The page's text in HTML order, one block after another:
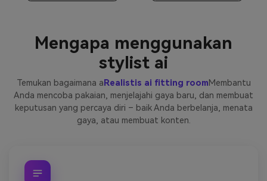
Mengapa menggunakan
stylist ai
Temukan bagaimana a Realistis ai fitting roomMembantu
Anda mencoba pakaian, menjelajahi gaya baru, dan membuat
keputusan yang percaya diri – baik Anda berbelanja, menata
gaya, atau membuat konten.